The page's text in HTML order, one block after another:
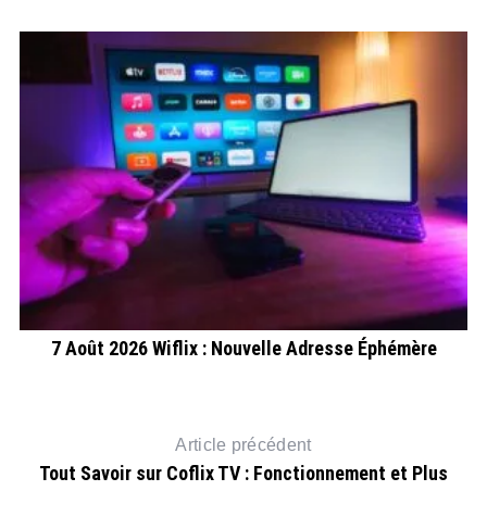
7 Août 2026 Wiflix : Nouvelle Adresse Éphémère
Article précédent
Tout Savoir sur Coflix TV : Fonctionnement et Plus